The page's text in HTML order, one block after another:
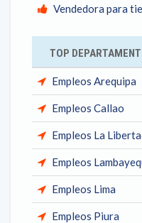
Vendedora para
TOP
Empleos Arequipa
Empleos Callao
Empleos La
Empleos
Empleos Lima
Empleos Piura